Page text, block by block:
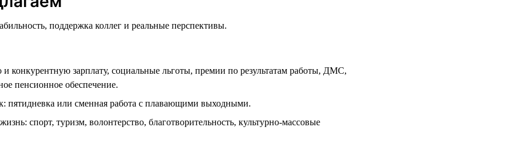
поддержка коллег и реальные перспективы.
конкурентную зарплату, социальные льготы, премии по результатам работы, ДМС,
пенсионное обеспечение.
пятидневка или сменная работа с плавающими выходными.
спорт, туризм, волонтерство, благотворительность, культурно-массовые